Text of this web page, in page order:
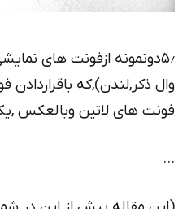
۵٫دونمونه ازفونت های
وال ذکر,لندن),که
فونت های لاتین وبالعکس
…